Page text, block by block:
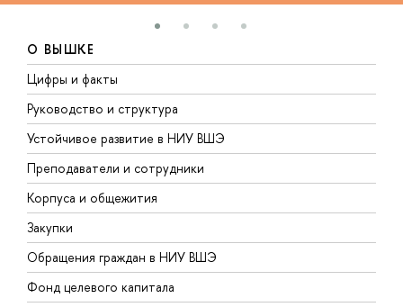
О ВЫШКЕ
Цифры и факты
Руководство и структура
Устойчивое развитие в НИУ ВШЭ
Преподаватели и сотрудники
Корпуса и общежития
Закупки
Обращения граждан в НИУ ВШЭ
Фонд целевого капитала